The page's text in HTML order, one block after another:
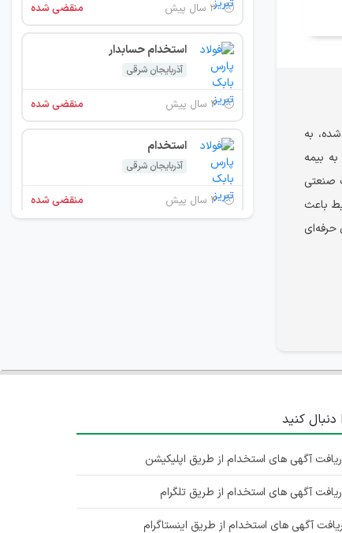
به
بیمه
صنعتی
باعث
حرفه‌ای
۳ سال پیش منقضی شده
استخدام حسابدار
آذربایجان شرقی
۴ سال پیش منقضی شده
استخدام
آذربایجان شرقی
۴ سال پیش منقضی شده
دنبال کنید
آگهی های استخدام از طریق اپلیکیشن
آگهی های استخدام از طریق تلگرام
آگهی های استخدام از طریق اینستاگرام